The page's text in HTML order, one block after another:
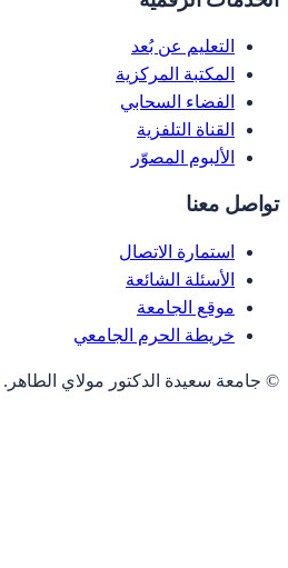
التعليم عن بُعد
المكتبة المركزية
الفضاء السحابي
القناة التلفزية
الألبوم المصوّر
تواصل معنا
استمارة الاتصال
الأسئلة الشائعة
موقع الجامعة
خريطة الحرم الجامعي
© جامعة سعيدة الدكتور مولاي